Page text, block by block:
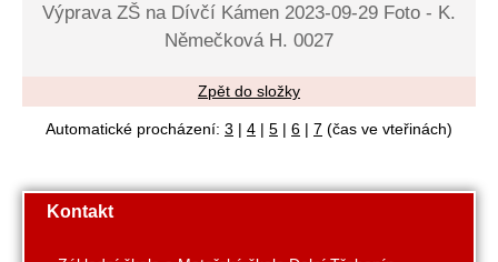
Výprava ZŠ na Dívčí Kámen 2023-09-29 Foto - K.
Němečková H. 0027
Zpět do složky
Automatické procházení: 3 | 4 | 5 | 6 | 7 (čas ve vteřinách)
Kontakt